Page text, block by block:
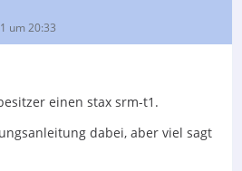
um 20:33
einen stax srm-t1.
dabei, aber viel sagt